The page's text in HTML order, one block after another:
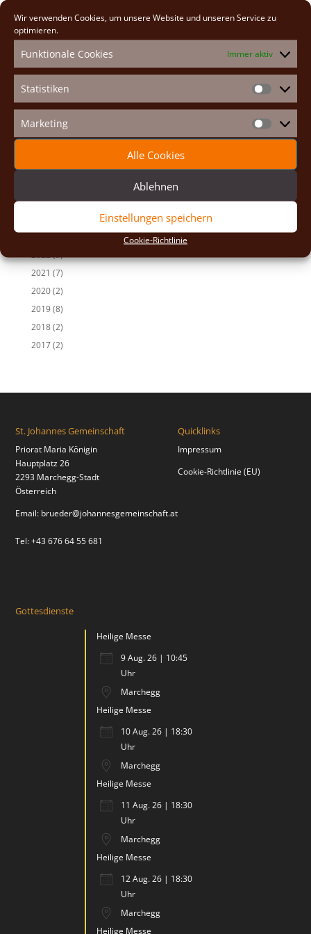
Wir verwenden Cookies, um unsere Website und unseren Service zu
optimieren.
Funktionale Cookies Immer aktiv
Statistiken
Marketing Marketing
Alle Cookies
Ablehnen
Einstellungen speichern
Cookie-Richtlinie
e
r
n
a
v
e
:
Neueste Beiträge
Osterexerzitien 2026
Fastenexerzitien 2026
Weihnachten 2025
Auf den Spuren der Heiligen
Adventexerzitien 2025
2025(7)
2023(13)
2022(9)
2021 (7)
2020(2)
2019(8)
2018(2)
2017(2)
St. Johannes Gemeinschaft
Priorat Maria Königin
Hauptplatz 26
2293 Marchegg-Stadt
Österreich
Email: brueder@johannesgemeinschaft.at
Tel: +43 676 64 55 681
Quicklinks
Impressum
Cookie-Richtlinie (EU)
Gottesdienste
Heilige Messe
9 Aug. 26 | 10:45
Uhr
Marchegg
Heilige Messe
10 Aug. 26 | 18:30
Uhr
Marchegg
Heilige Messe
11 Aug. 26 | 18:30
Uhr
Marchegg
Heilige Messe
12 Aug. 26 | 18:30
Uhr
Marchegg
Heilige Messe